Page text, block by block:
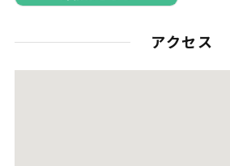
アクセス